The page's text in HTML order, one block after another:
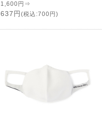
1,600円⇒
637円 (税込:700円)